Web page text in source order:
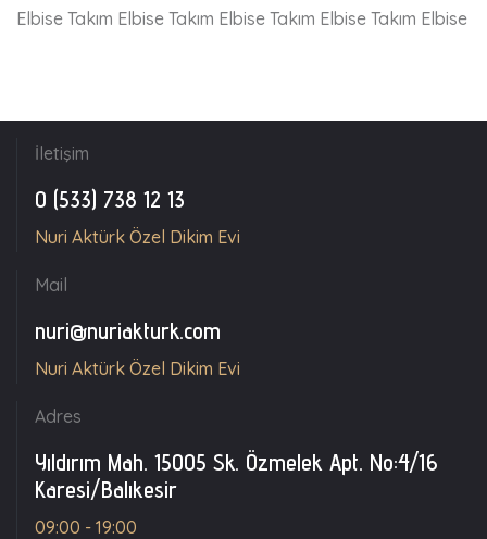
Elbise Takım Elbise Takım Elbise Takım Elbise Takım Elbise
İletişim
0 (533) 738 12 13
Nuri Aktürk Özel Dikim Evi
Mail
nuri@nuriakturk.com
Nuri Aktürk Özel Dikim Evi
Adres
Yıldırım Mah. 15005 Sk. Özmelek Apt. No:4/16
Karesi/Balıkesir
09:00 - 19:00